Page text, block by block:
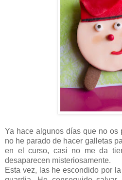
Ya hace algunos días que no os
no he parado de hacer galletas
en el curso, casi no me da
desaparecen misteriosamente.
Esta vez, las he escondido por